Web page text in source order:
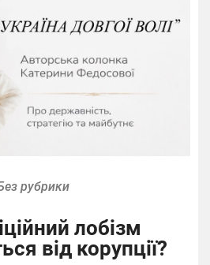
рубрики
лобізм
від корупції?